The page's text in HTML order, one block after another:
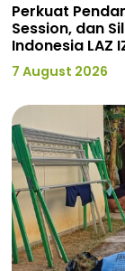
Perkuat
Session, dan
Indonesia LAZ
7 August 2026